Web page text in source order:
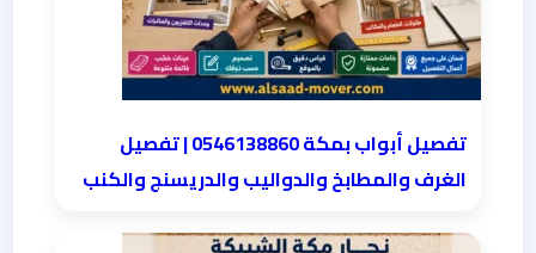
تفصيل أبواب بمكة 0546138860 | تفصيل
الغرف والمطابخ والدواليب والدريسنج والكنب